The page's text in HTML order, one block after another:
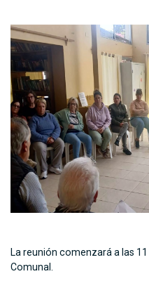
La reunión comenzará a las
Comunal.